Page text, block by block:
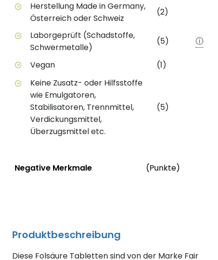
Herstellung Made in Germany,
Österreich oder Schweiz
(2)
Laborgeprüft (Schadstoffe,
Schwermetalle)
(5) ⓘ
Vegan
(1)
Keine Zusatz- oder Hilfsstoffe
wie Emulgatoren,
Stabilisatoren, Trennmittel,
Verdickungsmittel,
Überzugsmittel etc.
(5)
Status
Negative Merkmale (Punkte)
Produktbeschreibung
Diese Folsäure Tabletten sind von der Marke Fair